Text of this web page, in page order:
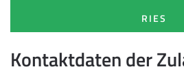
RIES
Kontaktdaten der